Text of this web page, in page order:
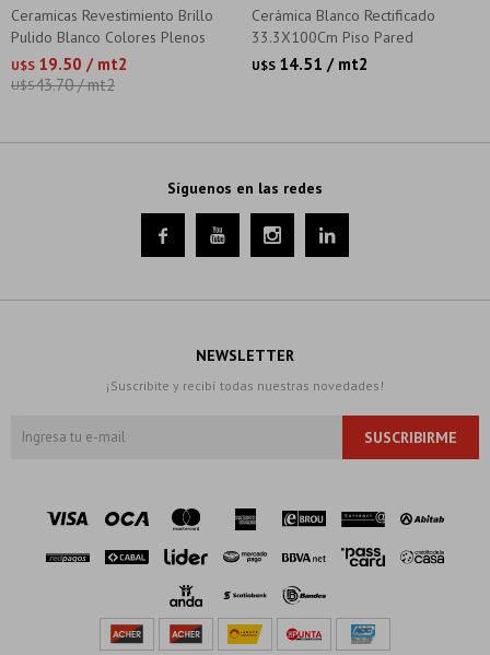
Ceramicas Revestimiento Brillo
Pulido Blanco Colores Plenos
U$S 19.50 / mt2
U$S43.70 / mt2
Cerámica Blanco Rectificado
33.3X100Cm Piso Pared
U$S 14.51 / mt2
Síguenos en las redes
   
NEWSLETTER
¡Suscribite y recibí todas nuestras novedades!
SUSCRIBIRME